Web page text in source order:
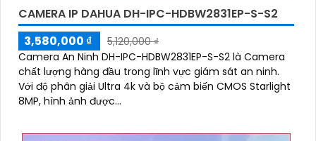
CAMERA IP DAHUA DH-IPC-HDBW2831EP-S-S2
3,580,000 ₫
5,120,000 ₫
Camera An Ninh DH-IPC-HDBW2831EP-S-S2 là Camera
chất lượng hàng đầu trong lĩnh vực giám sát an ninh.
Với độ phân giải Ultra 4k và bộ cảm biến CMOS Starlight
8MP, hình ảnh được...